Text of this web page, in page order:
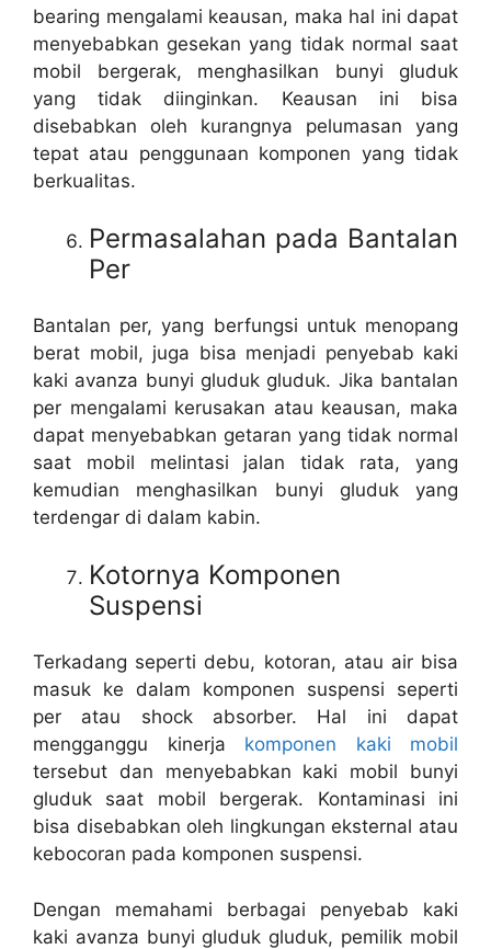
bearing mengalami keausan, maka hal ini dapat
menyebabkan gesekan yang tidak normal saat
mobil bergerak, menghasilkan bunyi gluduk
yang tidak diinginkan. Keausan ini bisa
disebabkan oleh kurangnya pelumasan yang
tepat atau penggunaan komponen yang tidak
berkualitas.
Permasalahan pada Bantalan
Per
Bantalan per, yang berfungsi untuk menopang
berat mobil, juga bisa menjadi penyebab kaki
kaki avanza bunyi gluduk gluduk. Jika bantalan
per mengalami kerusakan atau keausan, maka
dapat menyebabkan getaran yang tidak normal
saat mobil melintasi jalan tidak rata, yang
kemudian menghasilkan bunyi gluduk yang
terdengar di dalam kabin.
Kotornya Komponen
Suspensi
Terkadang seperti debu, kotoran, atau air bisa
masuk ke dalam komponen suspensi seperti
per atau shock absorber. Hal ini dapat
mengganggu kinerja komponen kaki mobil
tersebut dan menyebabkan kaki mobil bunyi
gluduk saat mobil bergerak. Kontaminasi ini
bisa disebabkan oleh lingkungan eksternal atau
kebocoran pada komponen suspensi.
Dengan memahami berbagai penyebab kaki
kaki avanza bunyi gluduk gluduk, pemilik mobil